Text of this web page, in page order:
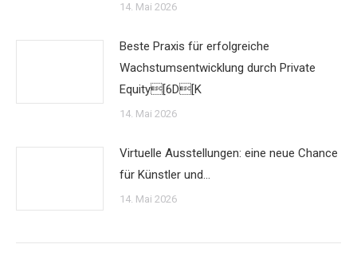
14. Mai 2026
Beste Praxis für erfolgreiche
Wachstumsentwicklung durch Private
Equity[6D[K
14. Mai 2026
Virtuelle Ausstellungen: eine neue Chance
für Künstler und…
14. Mai 2026